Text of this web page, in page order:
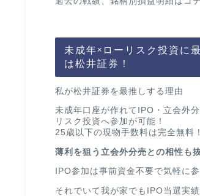
未成年×ローリスク投資に
は松井証券！
私が松井証券を最推しする理由
未成年口座が作れてIPO・立会外
リスク投資へ参加が可能！
25歳以下の現物手数料は完全無料！
薄利を狙う立会外分売との相性も
IPO参加は事前資金不要で気軽に参
それでいて我が家でもIPO当選実績